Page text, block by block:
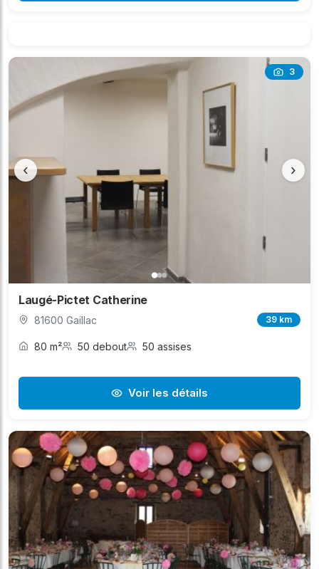
3
‹ ›
Laugé-Pictet Catherine
81600 Gaillac 39 km
80 m² 50 debout 50 assises
Voir les détails